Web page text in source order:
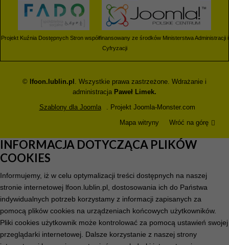
Projekt Kuźnia Dostępnych Stron współfinansowany ze środków Ministerstwa Administracji i
Cyfryzacji
© lfoon.lublin.pl . Wszystkie prawa zastrzeżone. Wdrażanie i
administracja Paweł Limek.
Szablony dla Joomla
. Projekt Joomla-Monster.com
Mapa witryny
Wróć na górę
INFORMACJA DOTYCZĄCA PLIKÓW
COOKIES
Informujemy, iż w celu optymalizacji treści dostępnych na naszej
stronie internetowej lfoon.lublin.pl, dostosowania ich do Państwa
indywidualnych potrzeb korzystamy z informacji zapisanych za
pomocą plików cookies na urządzeniach końcowych użytkowników.
Pliki cookies użytkownik może kontrolować za pomocą ustawień swojej
przeglądarki internetowej. Dalsze korzystanie z naszej strony